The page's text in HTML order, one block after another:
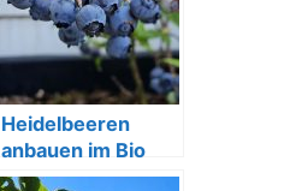
Heidelbeeren
anbauen im Bio
Garten